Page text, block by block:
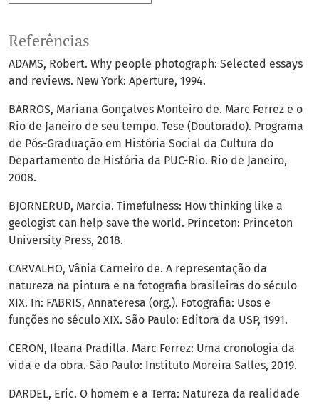
Referências
ADAMS, Robert. Why people photograph: Selected essays
and reviews. New York: Aperture, 1994.
BARROS, Mariana Gonçalves Monteiro de. Marc Ferrez e o
Rio de Janeiro de seu tempo. Tese (Doutorado). Programa
de Pós-Graduação em História Social da Cultura do
Departamento de História da PUC-Rio. Rio de Janeiro,
2008.
BJORNERUD, Marcia. Timefulness: How thinking like a
geologist can help save the world. Princeton: Princeton
University Press, 2018.
CARVALHO, Vânia Carneiro de. A representação da
natureza na pintura e na fotografia brasileiras do século
XIX. In: FABRIS, Annateresa (org.). Fotografia: Usos e
funções no século XIX. São Paulo: Editora da USP, 1991.
CERON, Ileana Pradilla. Marc Ferrez: Uma cronologia da
vida e da obra. São Paulo: Instituto Moreira Salles, 2019.
DARDEL, Eric. O homem e a Terra: Natureza da realidade